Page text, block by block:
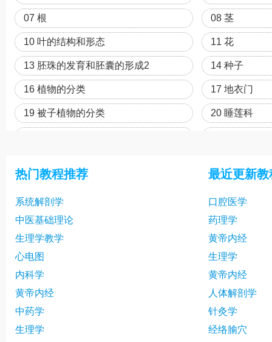
07 根 08 茎
10 叶的结构和形态 11 花
13 胚珠的发育和胚囊的形成2 14 种子
16 植物的分类 17 地衣门
19 被子植物的分类 20 睡莲科
28 马鞭草科
31 单叶子植物-百合科 32 总结
热门教程推荐
系统解剖学
中医基础理论
生理学教学
心电图
内科学
黄帝内经
中药学
生理学
最近更新教
口腔医学
药理学
黄帝内经
生理学
黄帝内经
人体解剖学
针灸学
经络腧穴